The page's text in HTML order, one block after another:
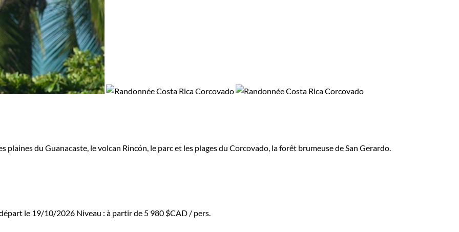
plaines du Guanacaste, le volcan Rincón, le parc et les plages du Corcovado, la forêt brumeuse de San Gerardo.
le 19/10/2026 Niveau : à partir de 5 980 $CAD / pers.